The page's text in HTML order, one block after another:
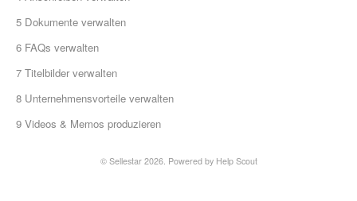
5 Dokumente verwalten
6 FAQs verwalten
7 Titelbilder verwalten
8 Unternehmensvorteile verwalten
9 Videos & Memos produzieren
© Sellestar2026. Powered by Help Scout